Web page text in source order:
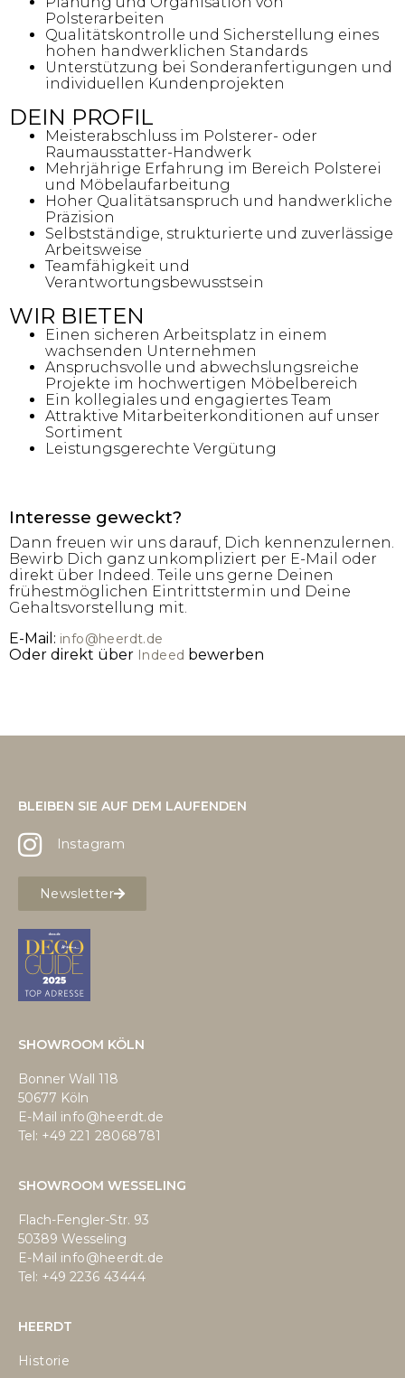
Polsterarbeiten
Qualitätskontrolle und Sicherstellung eines
hohen handwerklichen Standards
Unterstützung bei Sonderanfertigungen und
individuellen Kundenprojekten
DEIN PROFIL
Meisterabschluss im Polsterer- oder
Raumausstatter-Handwerk
Mehrjährige Erfahrung im Bereich Polsterei
und Möbelaufarbeitung
Hoher Qualitätsanspruch und handwerkliche
Präzision
Selbstständige, strukturierte und zuverlässige
Arbeitsweise
Teamfähigkeit und
Verantwortungsbewusstsein
WIR BIETEN
Einen sicheren Arbeitsplatz in einem
wachsenden Unternehmen
Anspruchsvolle und abwechslungsreiche
Projekte im hochwertigen Möbelbereich
Ein kollegiales und engagiertes Team
Attraktive Mitarbeiterkonditionen auf unser
Sortiment
Leistungsgerechte Vergütung
Interesse geweckt?
Dann freuen wir uns darauf, Dich kennenzulernen.
Bewirb Dich ganz unkompliziert per E-Mail oder
direkt über Indeed. Teile uns gerne Deinen
frühestmöglichen Eintrittstermin und Deine
Gehaltsvorstellung mit.
E-Mail: info@heerdt.de
Oder direkt über Indeed bewerben
BLEIBEN SIE AUF DEM LAUFENDEN
Instagram
Newsletter
SHOWROOM KÖLN
Bonner Wall 118
50677 Köln
E-Mail info@heerdt.de
Tel: +49 221 28068781
SHOWROOM WESSELING
Flach-Fengler-Str. 93
50389 Wesseling
E-Mail info@heerdt.de
Tel: +49 2236 43444
HEERDT
Historie